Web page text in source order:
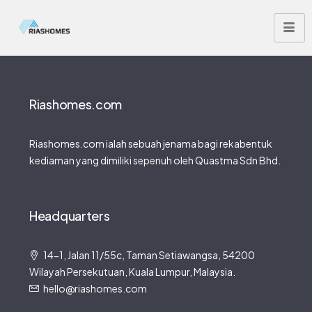
Riashomes.com
Riashomes.com ialah sebuah jenama bagi rekabentuk
kediaman yang dimiliki sepenuh oleh Quastma Sdn Bhd.
Headquarters
14-1, Jalan 11/55c, Taman Setiawangsa, 54200
Wilayah Persekutuan, Kuala Lumpur, Malaysia.
hello@riashomes.com